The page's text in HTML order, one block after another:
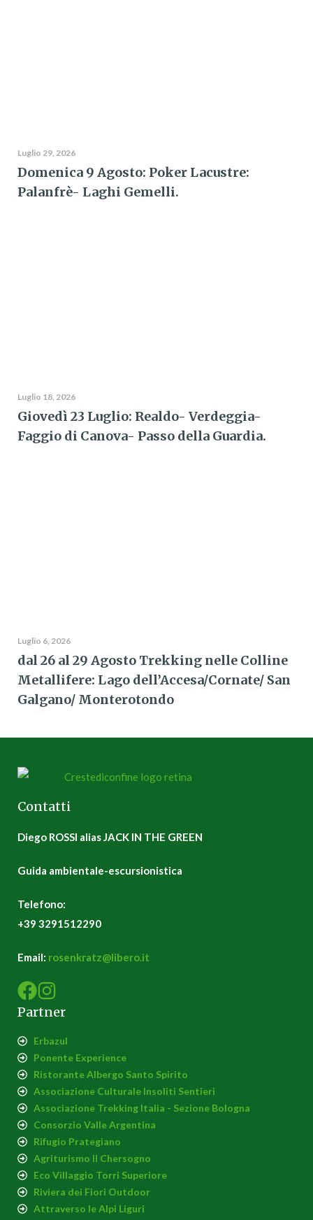
Luglio 29, 2026
Domenica 9 Agosto: Poker Lacustre:
Palanfrè- Laghi Gemelli.
Luglio 18, 2026
Giovedì 23 Luglio: Realdo- Verdeggia-
Faggio di Canova- Passo della Guardia.
Luglio 6, 2026
dal 26 al 29 Agosto Trekking nelle Colline
Metallifere: Lago dell’Accesa/Cornate/ San
Galgano/ Monterotondo
Contatti
Diego ROSSI alias JACK IN THE GREEN
Guida ambientale-escursionistica
Telefono:
+39 3291512290
Email: rosenkratz@libero.it
Partner
Erbazul
Ponente Experience
Ristorante Albergo Santo Spirito
Associazione Culturale Insoliti Sentieri
Associazione Trekking Italia - Sezione Bologna
Consorzio Valle Argentina
Rifugio Prategiano
Agriturismo Il Chersogno
Eco Villaggio Torri Superiore
Riviera dei Fiori Outdoor
Attraverso le Alpi Liguri